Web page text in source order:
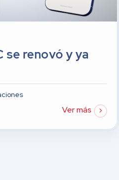
se renovó y ya
Ver más